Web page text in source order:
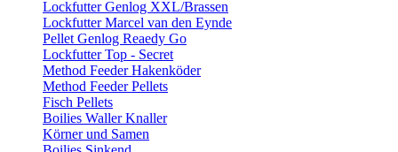
Lockfutter Genlog XXL/Brassen
Lockfutter Marcel van den Eynde
Pellet Genlog Reaedy Go
Lockfutter Top - Secret
Method Feeder Hakenköder
Method Feeder Pellets
Fisch Pellets
Boilies Waller Knaller
Körner und Samen